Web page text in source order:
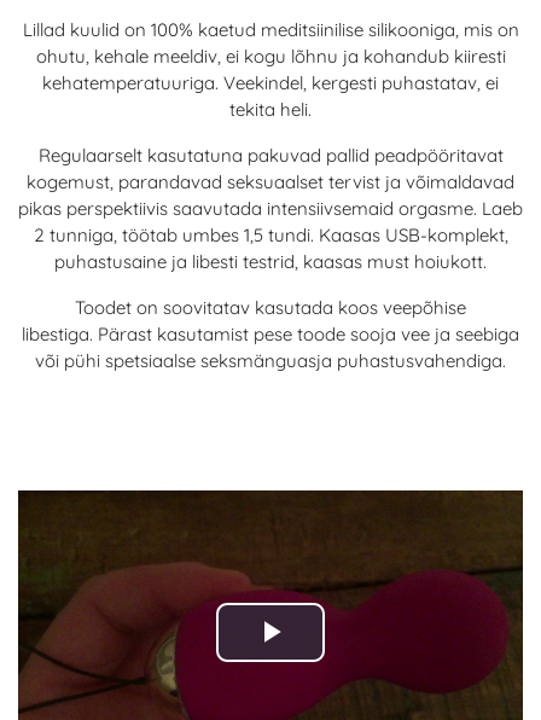
Lillad kuulid on 100% kaetud meditsiinilise silikooniga, mis on
ohutu, kehale meeldiv, ei kogu lõhnu ja kohandub kiiresti
kehatemperatuuriga. Veekindel, kergesti puhastatav, ei
tekita heli.
Regulaarselt kasutatuna pakuvad pallid peadpööritavat
kogemust, parandavad seksuaalset tervist ja võimaldavad
pikas perspektiivis saavutada intensiivsemaid orgasme. Laeb
2 tunniga, töötab umbes 1,5 tundi. Kaasas USB-komplekt,
puhastusaine ja libesti testrid, kaasas must hoiukott.
Toodet on soovitatav kasutada koos veepõhise
libestiga. Pärast kasutamist pese toode sooja vee ja seebiga
või pühi spetsiaalse seksmänguasja puhastusvahendiga.
Play